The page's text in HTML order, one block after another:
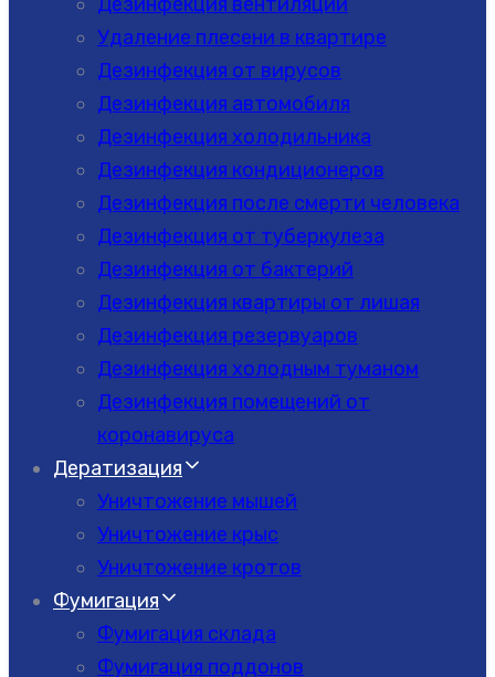
Удаление плесени в квартире
Дезинфекция от вирусов
Дезинфекция автомобиля
Дезинфекция холодильника
Дезинфекция кондиционеров
Дезинфекция после смерти человека
Дезинфекция от туберкулеза
Дезинфекция от бактерий
Дезинфекция квартиры от лишая
Дезинфекция резервуаров
Дезинфекция холодным туманом
Дезинфекция помещений от
коронавируса
Дератизация
Уничтожение мышей
Уничтожение крыс
Уничтожение кротов
Фумигация
Фумигация склада
Фумигация поддонов